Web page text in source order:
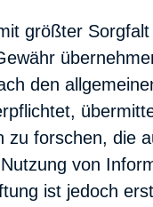
größter
den
forschen, die
von
ist jedoch